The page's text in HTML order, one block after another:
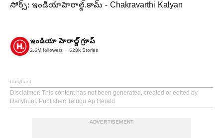
సోర్స్: ఇండియాహెరాల్డ్.కామ్ - Chakravarthi Kalyan
ఇండియా హెరాల్డ్ గ్రూప్
2.6M followers 628k Stories
Dailyhunt
Disclaimer: This content has not been generated, created or edited by
Dailyhunt. Publisher: Telugu Ap Herald
ADVERTISEMENT